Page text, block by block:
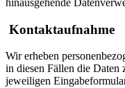
hinausgehende
Kontaktaufnahme
Wir erheben
in diesen Fällen die Daten
jeweiligen